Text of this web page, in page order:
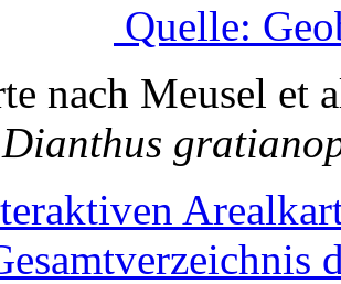
Quelle:
nach Meusel et
Dianthus